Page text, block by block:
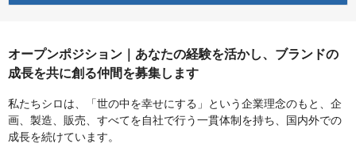
オープンポジション｜あなたの経験を活かし、ブランドの
成長を共に創る仲間を募集します
私たちシロは、「世の中を幸せにする」という企業理念のもと、企
画、製造、販売、すべてを自社で行う一貫体制を持ち、国内外での
成長を続けています。